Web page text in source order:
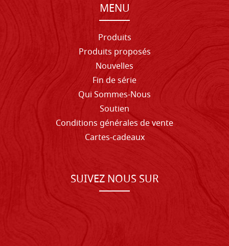
MENU
Produits
Produits proposés
Nouvelles
Fin de série
Qui Sommes-Nous
Soutien
Conditions générales de vente
Cartes-cadeaux
SUIVEZ NOUS SUR